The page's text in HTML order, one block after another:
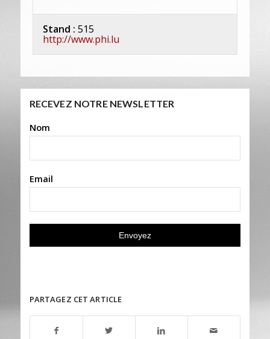
Stand : 515
http://www.phi.lu
RECEVEZ NOTRE NEWSLETTER
Nom
Email
PARTAGEZ CET ARTICLE